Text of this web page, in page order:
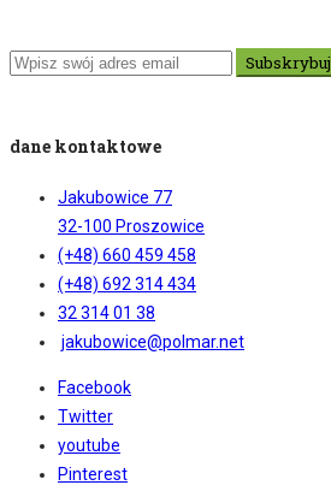
Subskrybuj
dane kontaktowe
Jakubowice 77
32-100 Proszowice
(+48) 660 459 458
(+48) 692 314 434
32 314 01 38
jakubowice@polmar.net
Facebook
Twitter
youtube
Pinterest